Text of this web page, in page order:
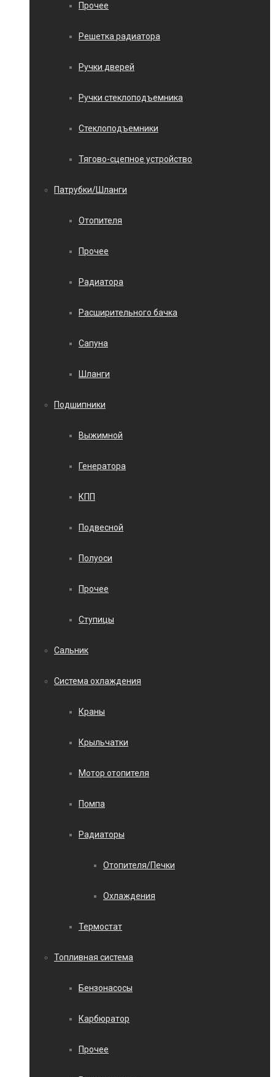
Прочее
Решетка радиатора
Ручки дверей
Ручки стеклоподъемника
Стеклоподъемники
Тягово-сцепное устройство
Патрубки/Шланги
Отопителя
Прочее
Радиатора
Расширительного бачка
Сапуна
Шланги
Подшипники
Выжимной
Генератора
КПП
Подвесной
Полуоси
Прочее
Ступицы
Сальник
Система охлаждения
Краны
Крыльчатки
Мотор отопителя
Помпа
Радиаторы
Отопителя/Печки
Охлаждения
Термостат
Топливная система
Бензонасосы
Карбюратор
Прочее